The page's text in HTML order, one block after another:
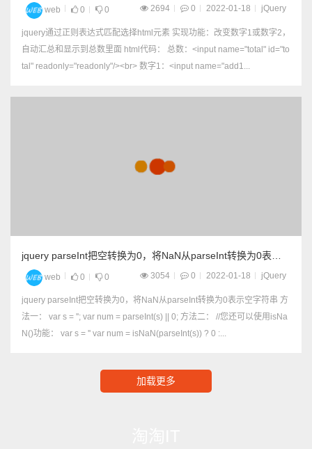
web 0 0 2694 0 2022-01-18 jQuery
jquery通过正则表达式匹配选择html元素 实现功能：改变数字1或数字2，
自动汇总和显示到总数里面 html代码： 总数：<input name="total" id="to
tal" readonly="readonly"/><br> 数字1：<input name="add1...
jquery parseInt把空转换为0，将NaN从parseInt转换为0表示
空字符串
web 0 0 3054 0 2022-01-18 jQuery
jquery parseInt把空转换为0，将NaN从parseInt转换为0表示空字符串 方
法一： var s = ''; var num = parseInt(s) || 0; 方法二： //您还可以使用isNa
N()功能： var s = '' var num = isNaN(parseInt(s)) ? 0 :...
加载更多